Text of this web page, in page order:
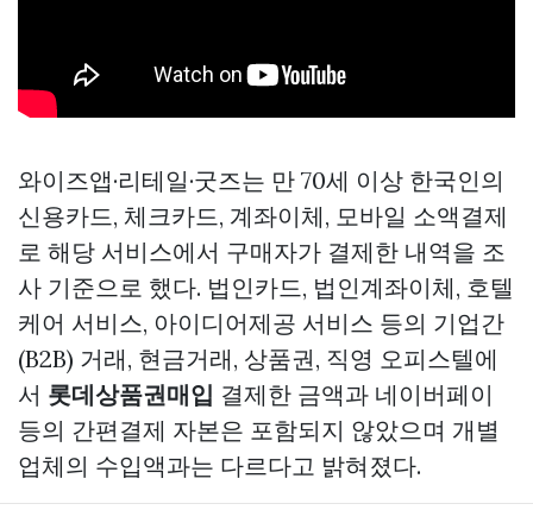
와이즈앱·리테일·굿즈는 만 70세 이상 한국인의
신용카드, 체크카드, 계좌이체, 모바일 소액결제
로 해당 서비스에서 구매자가 결제한 내역을 조
사 기준으로 했다. 법인카드, 법인계좌이체, 호텔
케어 서비스, 아이디어제공 서비스 등의 기업간
(B2B) 거래, 현금거래, 상품권, 직영 오피스텔에
서 롯데상품권매입 결제한 금액과 네이버페이
등의 간편결제 자본은 포함되지 않았으며 개별
업체의 수입액과는 다르다고 밝혀졌다.